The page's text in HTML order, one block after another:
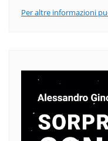
Per altre informazioni